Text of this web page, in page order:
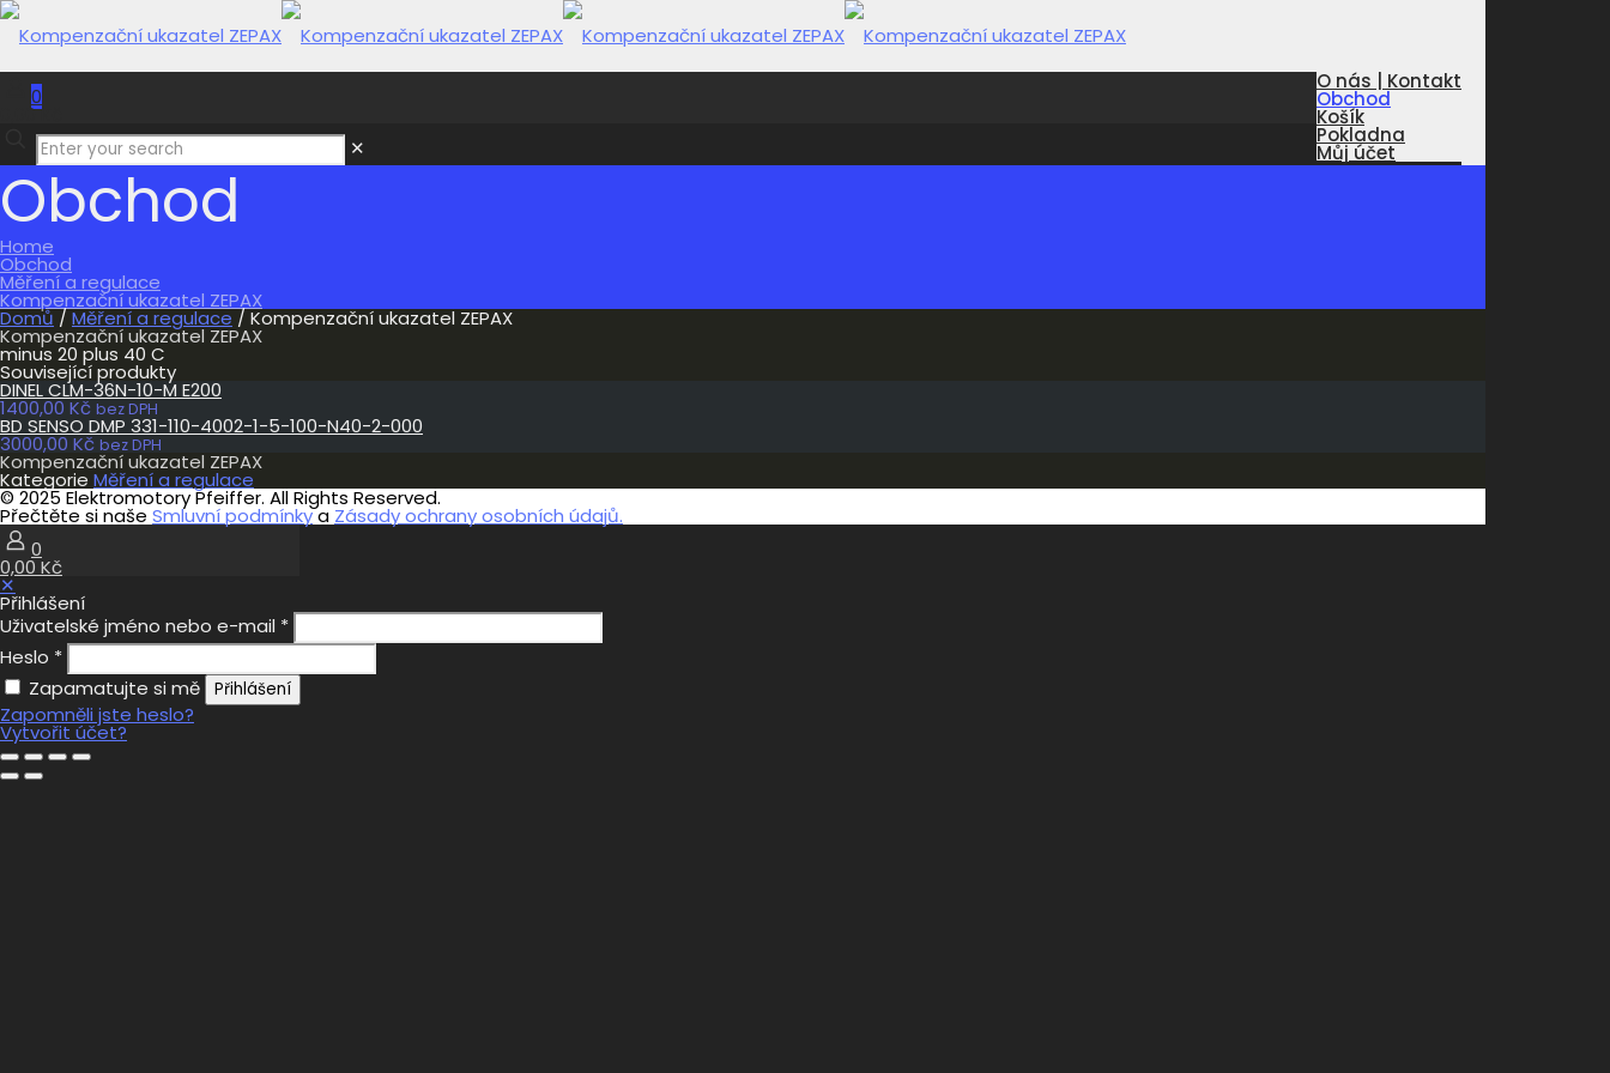
O nás | Kontakt
Obchod
Košík
Pokladna
Můj účet
0
0,00 Kč
✕
Obchod
Home
Obchod
Měření a regulace
Kompenzační ukazatel ZEPAX
Domů / Měření a regulace / Kompenzační ukazatel ZEPAX
Kompenzační ukazatel ZEPAX
minus 20 plus 40 C
Související produkty
DINEL CLM-36N-10-M E200
1400,00 Kč bez DPH
BD SENSO DMP 331-110-4002-1-5-100-N40-2-000
3000,00 Kč bez DPH
Kompenzační ukazatel ZEPAX
Kategorie Měření a regulace
© 2025 Elektromotory Pfeiffer. All Rights Reserved.
Přečtěte si naše Smluvní podmínkya Zásady ochrany osobních údajů.
0
0,00 Kč
✕
Přihlášení
Uživatelské jméno nebo e-mail *
Heslo *
Zapamatujte si mě
Přihlášení
Zapomněli jste heslo?
Vytvořit účet?